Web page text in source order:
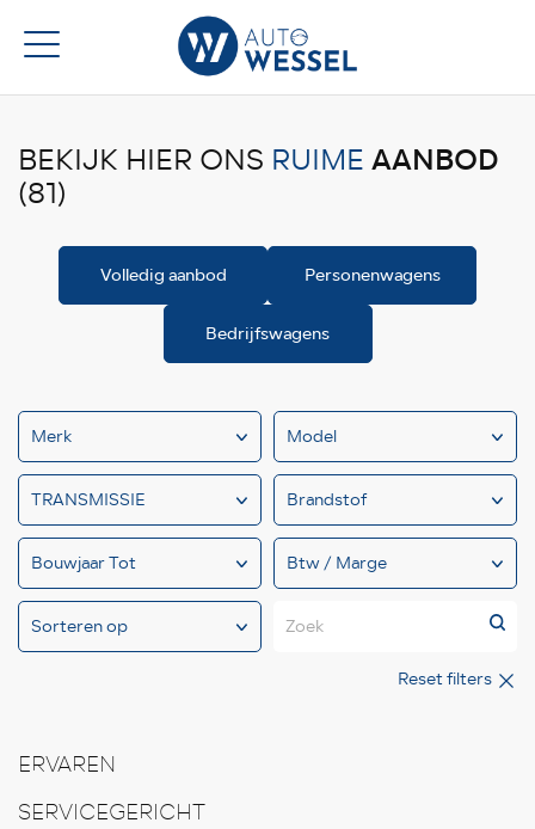
BEKIJK HIER ONS RUIMEAANBOD
(81)
Volledig aanbod Personenwagens
Bedrijfswagens
Zoek
Reset filters
ERVAREN
SERVICEGERICHT